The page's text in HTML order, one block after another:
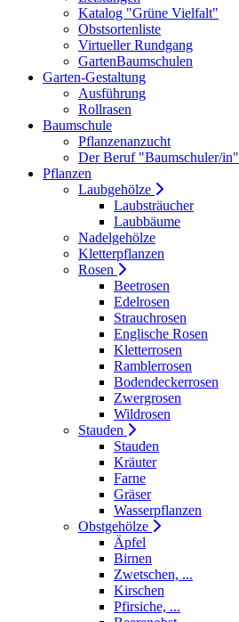
Katalog "Grüne Vielfalt"
Obstsortenliste
Virtueller Rundgang
GartenBaumschulen
Garten-Gestaltung
Ausführung
Rollrasen
Baumschule
Pflanzenanzucht
Der Beruf "Baumschuler/in"
Pflanzen
Laubgehölze
Laubsträucher
Laubbäume
Nadelgehölze
Kletterpflanzen
Rosen
Beetrosen
Edelrosen
Strauchrosen
Englische Rosen
Kletterrosen
Ramblerrosen
Bodendeckerrosen
Zwergrosen
Wildrosen
Stauden
Stauden
Kräuter
Farne
Gräser
Wasserpflanzen
Obstgehölze
Äpfel
Birnen
Zwetschen, ...
Kirschen
Pfirsiche, ...